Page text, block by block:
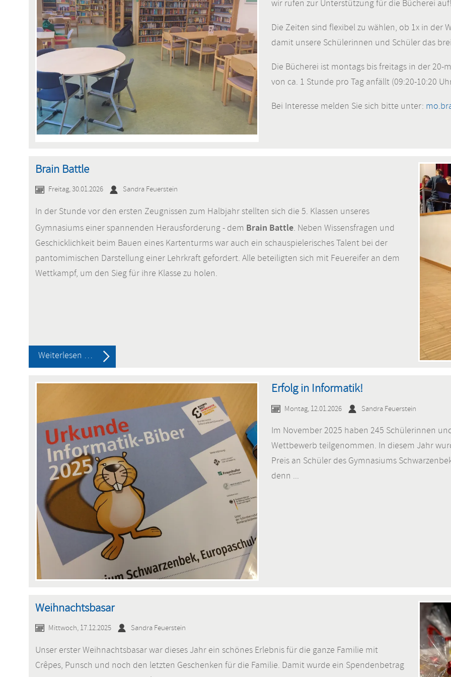
wir rufen zur Unterstützung für die Bücherei
Die Zeiten sind flexibel zu wählen, ob 1x in der
damit unsere Schülerinnen und Schüler das
Die Bücherei ist montags bis freitags in der 20-
von ca. 1 Stunde pro Tag anfällt (09:20-10:20
Bei Interesse melden Sie sich bitte unter:
Brain Battle
Freitag, 30.01.2026 Sandra Feuerstein
In der Stunde vor den ersten Zeugnissen zum Halbjahr stellten sich die 5. Klassen unseres
Gymnasiums einer spannenden Herausforderung - dem Brain Battle. Neben Wissensfragen und
Geschicklichkeit beim Bauen eines Kartenturms war auch ein schauspielerisches Talent bei der
pantomimischen Darstellung einer Lehrkraft gefordert. Alle beteiligten sich mit Feuereifer an dem
Wettkampf, um den Sieg für ihre Klasse zu holen.
Weiterlesen … Brain
Battle
Erfolg in Informatik!
Montag, 12.01.2026 Sandra Feuerstein
Im November 2025 haben 245 Schülerinnen
Wettbewerb teilgenommen. In diesem Jahr
Preis an Schüler des Gymnasiums
denn ...
Weihnachtsbasar
Mittwoch, 17.12.2025 Sandra Feuerstein
Unser erster Weihnachtsbasar war dieses Jahr ein schönes Erlebnis für die ganze Familie mit
Crêpes, Punsch und noch den letzten Geschenken für die Familie. Damit wurde ein Spendenbetrag